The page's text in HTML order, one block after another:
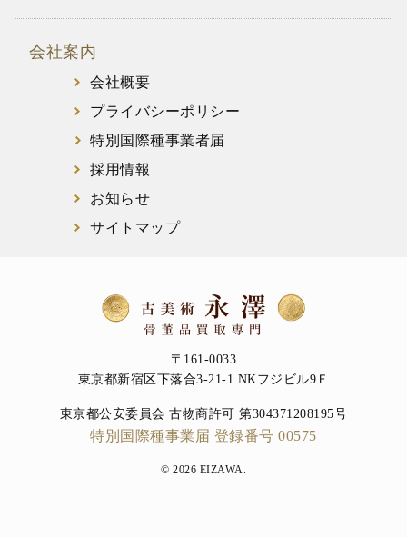
会社案内
会社概要
プライバシーポリシー
特別国際種事業者届
採用情報
お知らせ
サイトマップ
〒161-0033
東京都新宿区下落合3-21-1 NKフジビル9Ｆ
東京都公安委員会 古物商許可 第304371208195号
特別国際種事業届 登録番号 00575
© 2026 EIZAWA.